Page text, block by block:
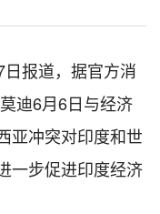
日报道，据官方消
迪6月6日与经济
亚冲突对印度和世
一步促进印度经济